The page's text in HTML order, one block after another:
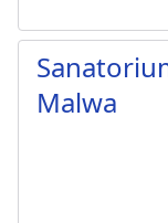
Malwa